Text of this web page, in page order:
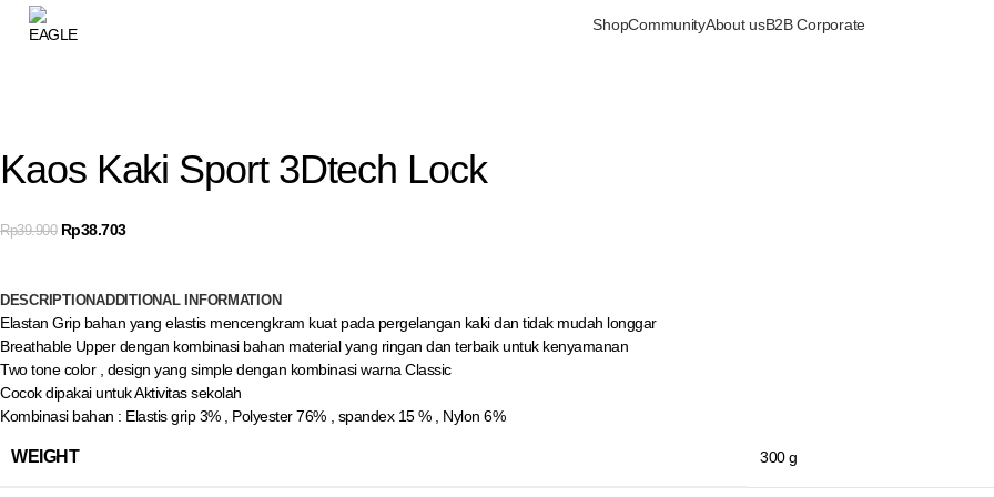
ShopCommunityAbout usB2B Corporate
Kaos Kaki Sport 3Dtech Lock
Rp39.900 Rp38.703
DESCRIPTIONADDITIONAL INFORMATION
Elastan Grip bahan yang elastis mencengkram kuat pada pergelangan kaki dan tidak mudah longgar
Breathable Upper dengan kombinasi bahan material yang ringan dan terbaik untuk kenyamanan
Two tone color , design yang simple dengan kombinasi warna Classic
Cocok dipakai untuk Aktivitas sekolah
Kombinasi bahan : Elastis grip 3% , Polyester 76% , spandex 15 % , Nylon 6%
WEIGHT 300 g